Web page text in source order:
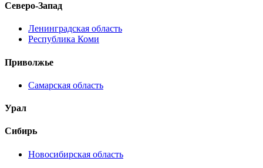
Северо-Запад
Ленинградская область
Республика Коми
Приволжье
Самарская область
Урал
Сибирь
Новосибирская область